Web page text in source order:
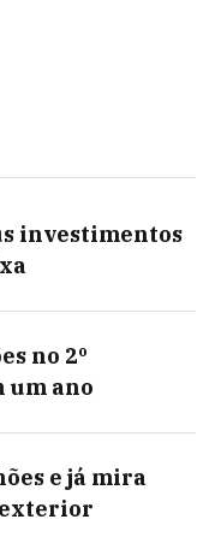
investimentos
no 2º
um ano
e já mira
exterior